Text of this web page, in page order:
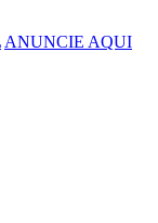
ANUNCIE AQUI